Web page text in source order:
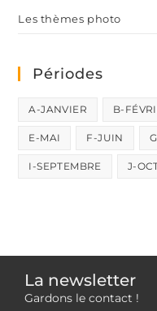
Les thèmes photo
Périodes
A-JANVIER B-
E-MAI F-JUIN
I-SEPTEMBRE J-
La newsletter
Gardons le contact !